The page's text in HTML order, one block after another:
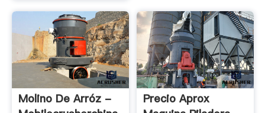
Molino De Arróz -
Precio Aprox